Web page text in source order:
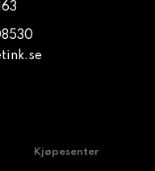
Kjøpesenter